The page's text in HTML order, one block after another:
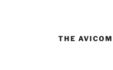
THE